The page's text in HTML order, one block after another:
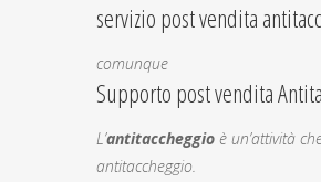
servizio post vendita
comunque
Supporto post vendita
L’antitaccheggio è un’attività
antitaccheggio.